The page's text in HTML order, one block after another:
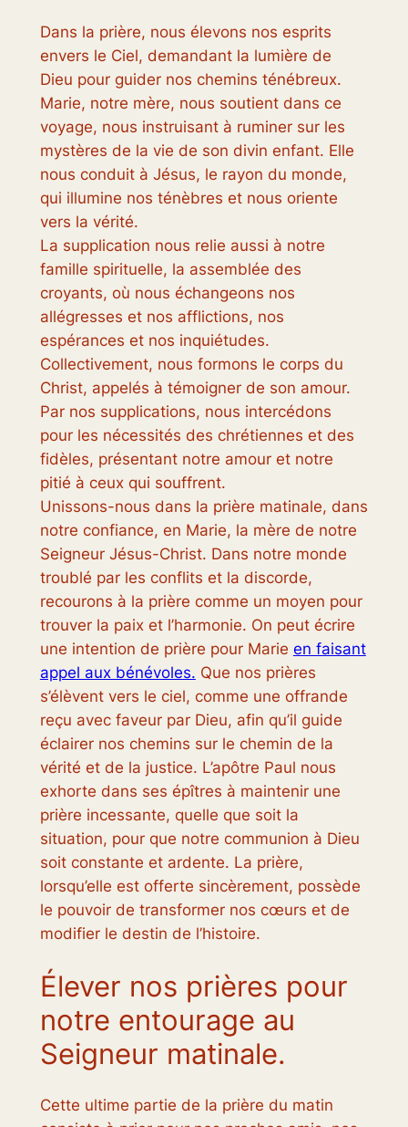
Dans la prière, nous élevons nos esprits
envers le Ciel, demandant la lumière de
Dieu pour guider nos chemins ténébreux.
Marie, notre mère, nous soutient dans ce
voyage, nous instruisant à ruminer sur les
mystères de la vie de son divin enfant. Elle
nous conduit à Jésus, le rayon du monde,
qui illumine nos ténèbres et nous oriente
vers la vérité.
La supplication nous relie aussi à notre
famille spirituelle, la assemblée des
croyants, où nous échangeons nos
allégresses et nos afflictions, nos
espérances et nos inquiétudes.
Collectivement, nous formons le corps du
Christ, appelés à témoigner de son amour.
Par nos supplications, nous intercédons
pour les nécessités des chrétiennes et des
fidèles, présentant notre amour et notre
pitié à ceux qui souffrent.
Unissons-nous dans la prière matinale, dans
notre confiance, en Marie, la mère de notre
Seigneur Jésus-Christ. Dans notre monde
troublé par les conflits et la discorde,
recourons à la prière comme un moyen pour
trouver la paix et l’harmonie. On peut écrire
une intention de prière pour Marie en faisant
appel aux bénévoles. Que nos prières
s’élèvent vers le ciel, comme une offrande
reçu avec faveur par Dieu, afin qu’il guide
éclairer nos chemins sur le chemin de la
vérité et de la justice. L’apôtre Paul nous
exhorte dans ses épîtres à maintenir une
prière incessante, quelle que soit la
situation, pour que notre communion à Dieu
soit constante et ardente. La prière,
lorsqu’elle est offerte sincèrement, possède
le pouvoir de transformer nos cœurs et de
modifier le destin de l’histoire.
Élever nos prières pour
notre entourage au
Seigneur matinale.
Cette ultime partie de la prière du matin